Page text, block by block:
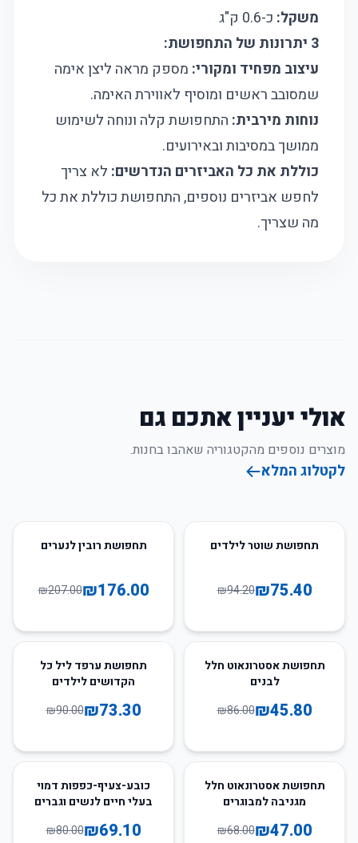
משקל: כ-0.6 ק"ג
3 יתרונות של התחפושת:
עיצוב מפחיד ומקורי: מספק מראה ליצן אימה
שמסובב ראשים ומוסיף לאווירת האימה.
נוחות מירבית: התחפושת קלה ונוחה לשימוש
ממושך במסיבות ובאירועים.
כוללת את כל האביזרים הנדרשים: לא צריך
לחפש אביזרים נוספים, התחפושת כוללת את כל
מה שצריך.
אולי יעניין אתכם גם
מוצרים נוספים מהקטגוריה שאהבו בחנות.
לקטלוג המלא
20
תחפושת שוטר לילדים
₪75.40
₪94.20
15
תחפושת רובין לנערים
₪176.00
₪207.00
47
תחפושת אסטרונאוט חלל
לבנים
₪45.80
₪86.00
19
תחפושת ערפד ליל כל
הקדושים לילדים
₪73.30
₪90.00
31
תחפושת אסטרונאוט חלל
מגניבה למבוגרים
₪47.00
₪68.00
14
כובע-צעיף-כפפות דמוי
בעלי חיים לנשים וגברים
₪69.10
₪80.00